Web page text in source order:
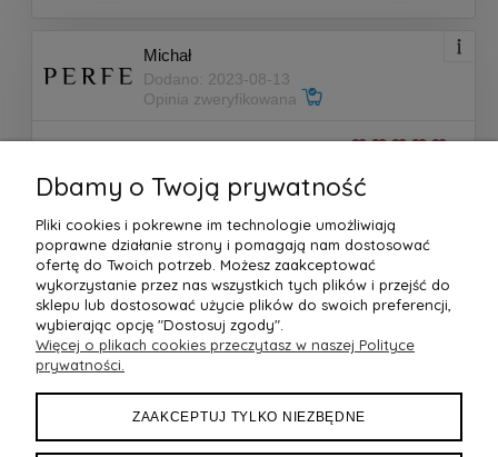
Michał
Dodano: 2023-08-13
Opinia zweryfikowana
Ocena sklepu:
Ocena dostawy:
Dodatkowy komentarz:
Produkt spełnił moje oczekiwania
Więcej opinii
Dbamy o Twoją prywatność
Pliki cookies i pokrewne im technologie umożliwiają
poprawne działanie strony i pomagają nam dostosować
ofertę do Twoich potrzeb. Możesz zaakceptować
wykorzystanie przez nas wszystkich tych plików i przejść do
sklepu lub dostosować użycie plików do swoich preferencji,
wybierając opcję "Dostosuj zgody".
Więcej o plikach cookies przeczytasz w naszej Polityce
prywatności.
ZAAKCEPTUJ TYLKO NIEZBĘDNE